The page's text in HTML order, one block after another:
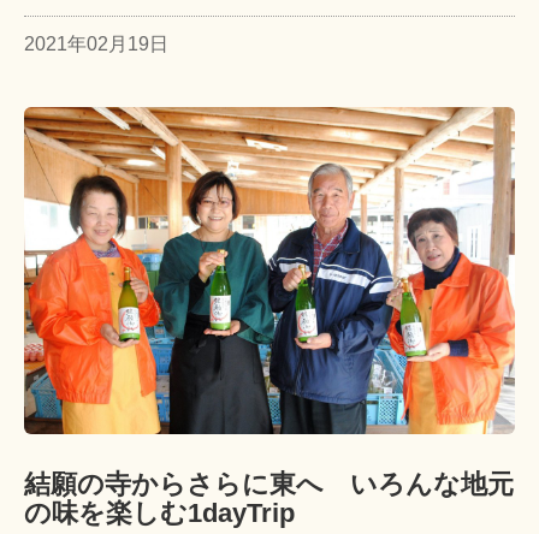
2021年02月19日
結願の寺からさらに東へ いろんな地元
の味を楽しむ1dayTrip